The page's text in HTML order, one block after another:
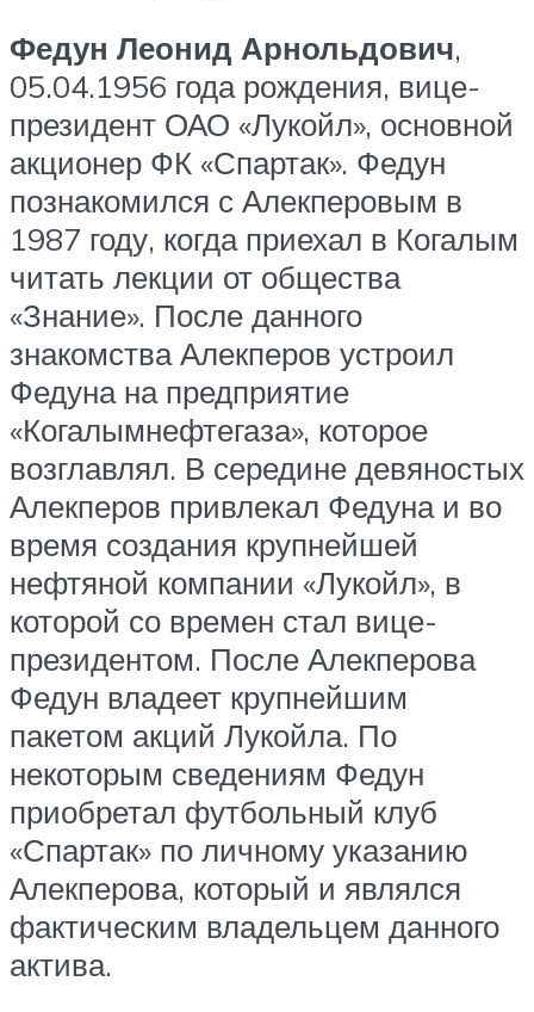
Федун Леонид Арнольдович,
05.04.1956 года рождения, вице-
президент ОАО «Лукойл», основной
акционер ФК «Спартак». Федун
познакомился с Алекперовым в
1987 году, когда приехал в Когалым
читать лекции от общества
«Знание». После данного
знакомства Алекперов устроил
Федуна на предприятие
«Когалымнефтегаза», которое
возглавлял. В середине девяностых
Алекперов привлекал Федуна и во
время создания крупнейшей
нефтяной компании «Лукойл», в
которой со времен стал вице-
президентом. После Алекперова
Федун владеет крупнейшим
пакетом акций Лукойла. По
некоторым сведениям Федун
приобретал футбольный клуб
«Спартак» по личному указанию
Алекперова, который и являлся
фактическим владельцем данного
актива.